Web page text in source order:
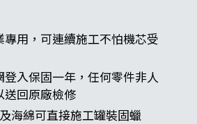
專用，可連續施工不怕機芯受
登入保固一年，任何零件非人
送回原廠檢修
海綿可直接施工罐裝固蠟